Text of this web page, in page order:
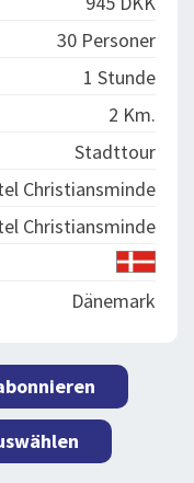
30 Personer
1 Stunde
2 Km.
Stadttour
Christiansminde
Christiansminde
Dänemark